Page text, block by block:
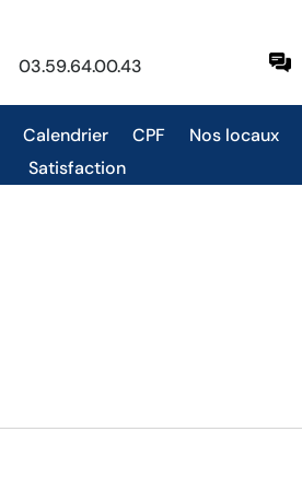
03.59.64.00.43
Calendrier CPF Nos locaux
Satisfaction